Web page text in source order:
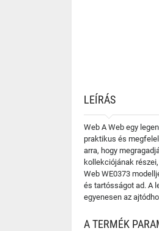
LEÍRÁS
Web A Web egy
praktikus és
arra, hogy
kollekciójának
Web WE0373
és tartósságot ad. A
egyenesen az
A TERMÉK